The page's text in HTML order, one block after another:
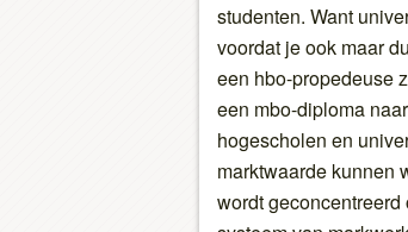
studenten. Want
voordat je ook maar
een hbo-propedeuse
een mbo-diploma
hogescholen en
marktwaarde kunnen
wordt